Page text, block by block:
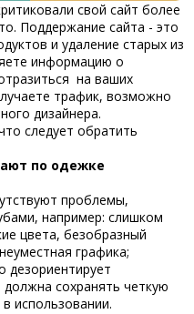
свой сайт более
Поддержание сайта - это
и удаление старых из
информацию о
на ваших
трафик, возможно
дизайнера.
следует обратить
по одежке
проблемы,
например: слишком
цвета, безобразный
графика;
дезориентирует
сохранять четкую
использовании.